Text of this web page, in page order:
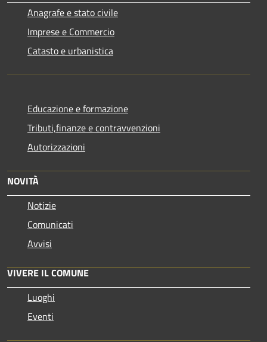
Anagrafe e stato civile
Imprese e Commercio
Catasto e urbanistica
Educazione e formazione
Tributi,finanze e contravvenzioni
Autorizzazioni
NOVITÀ
Notizie
Comunicati
Avvisi
VIVERE IL COMUNE
Luoghi
Eventi